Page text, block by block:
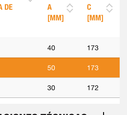
DE
A
[MM]
C
[MM]
40 173
50 173
30 172